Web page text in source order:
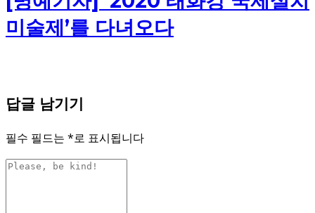
미술제’를 다녀오다
답글 남기기
필수 필드는 *로 표시됩니다